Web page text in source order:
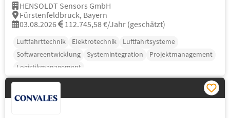
HENSOLDT Sensors GmbH
Fürstenfeldbruck, Bayern
03.08.2026
112.745,58 €/Jahr (geschätzt)
Luftfahrttechnik Elektrotechnik
Luftfahrtsysteme
Softwareentwicklung
Systemintegration
Projektmanagement
Logistikmanagement